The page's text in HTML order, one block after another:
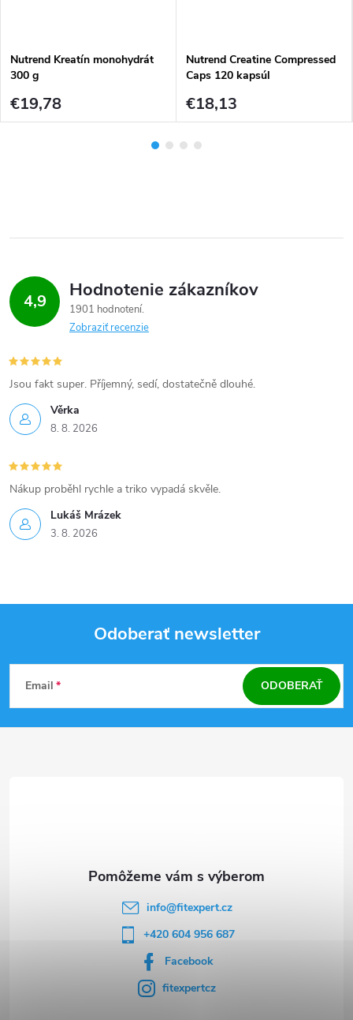
Nutrend Kreatín monohydrát
300 g
€19,78
Nutrend Creatine Compressed
Caps 120 kapsúl
€18,13
4,9 Hodnotenie zákazníkov
1901 hodnotení
Zobraziť recenzie
Věrka
8. 8. 2026
Jsou fakt super. Příjemný, sedí, dostatečně dlouhé.
Lukáš Mrázek
3. 8. 2026
Nákup proběhl rychle a triko vypadá skvěle.
Z
á
Odoberať newsletter
Email ODOBERAŤ
info@fitexpert.cz
+420 604 956 687
Facebook
fitexpertcz